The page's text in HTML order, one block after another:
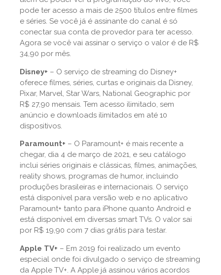
pode ter acesso a mais de 2500 títulos entre filmes
e séries. Se você já é assinante do canal é só
conectar sua conta de provedor para ter acesso.
Agora se você vai assinar o serviço o valor é de R$
34,90 por mês.
Disney+ – O serviço de streaming do Disney+
oferece filmes, séries, curtas e originais da Disney,
Pixar, Marvel, Star Wars, National Geographic por
R$ 27,90 mensais. Tem acesso ilimitado, sem
anúncio e downloads ilimitados em até 10
dispositivos.
Paramount+ – O Paramount+ é mais recente a
chegar, dia 4 de março de 2021, e seu catálogo
inclui séries originais e clássicas, filmes, animações,
reality shows, programas de humor, incluindo
produções brasileiras e internacionais. O serviço
está disponível para versão web e no aplicativo
Paramount+ tanto para iPhone quanto Android e
está disponível em diversas smart TVs. O valor sai
por R$ 19,90 com 7 dias grátis para testar.
Apple TV+ – Em 2019 foi realizado um evento
especial onde foi divulgado o serviço de streaming
da Apple TV+. A Apple já assinou vários acordos